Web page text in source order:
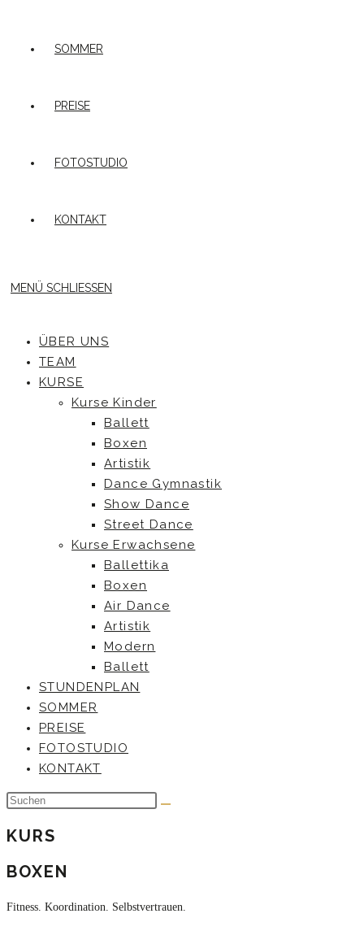
SOMMER
PREISE
FOTOSTUDIO
KONTAKT
MENÜ SCHLIESSEN
ÜBER UNS
TEAM
KURSE
Kurse Kinder
Ballett
Boxen
Artistik
Dance Gymnastik
Show Dance
Street Dance
Kurse Erwachsene
Ballettika
Boxen
Air Dance
Artistik
Modern
Ballett
STUNDENPLAN
SOMMER
PREISE
FOTOSTUDIO
KONTAKT
KURS
BOXEN
Fitness. Koordination. Selbstvertrauen.